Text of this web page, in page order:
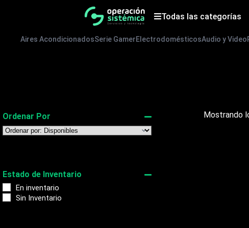
Todas las categorías
Aires AcondicionadosSerie GamerElectrodomésticosAudio y Video
Mostrando
Ordenar Por
Sort Products
Estado de Inventario
En inventario
Sin Inventario